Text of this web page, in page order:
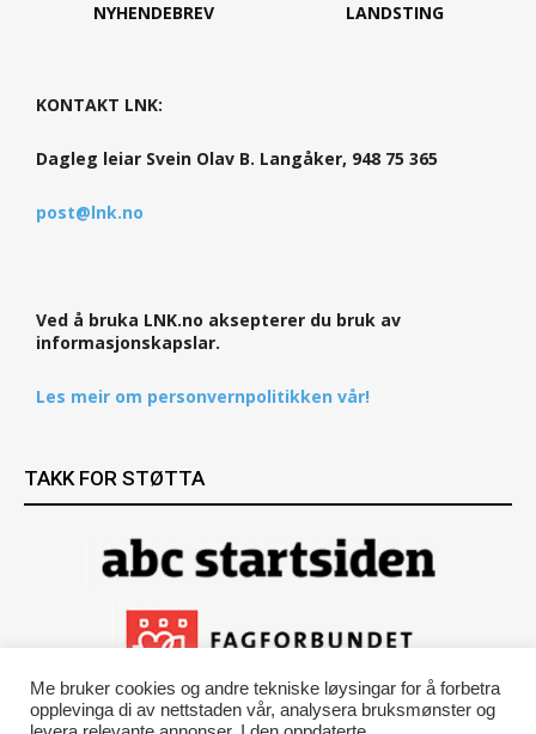
NYHENDEBREV
LANDSTING
KONTAKT LNK:
Dagleg leiar Svein Olav B. Langåker, 948 75 365
post@lnk.no
Ved å bruka LNK.no aksepterer du bruk av
informasjonskapslar.
Les meir om personvernpolitikken vår!
TAKK FOR STØTTA
Me bruker cookies og andre tekniske løysingar for å forbetra
opplevinga di av nettstaden vår, analysera bruksmønster og